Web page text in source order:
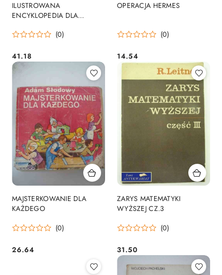
ILUSTROWANA
ENCYKLOPEDIA DLA
(0)
Cena:
41.18
OPERACJA HERMES
(0)
Cena:
14.54
MAJSTERKOWANIE DLA
KAŻDEGO
(0)
Cena:
26.64
ZARYS MATEMATYKI
WYŻSZEJ CZ.3
(0)
Cena:
31.50